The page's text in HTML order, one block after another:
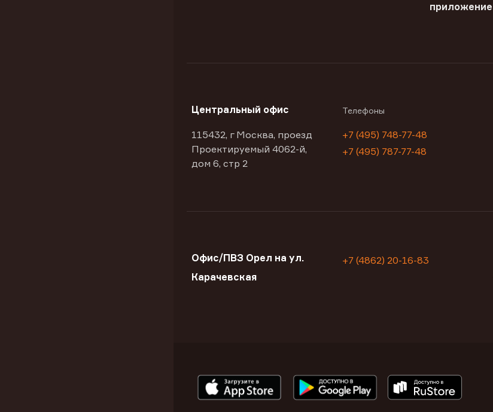
приложение
Центральный офис
115432, г Москва, проезд
Проектируемый 4062-й,
дом 6, стр 2
Телефоны
+7 (495) 748-77-48
+7 (495) 787-77-48
Офис/ПВЗ Орел на ул.
Карачевская
+7 (4862) 20-16-83